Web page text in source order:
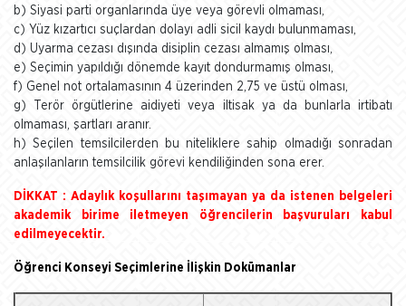
b) Siyasi parti organlarında üye veya görevli olmaması,
c) Yüz kızartıcı suçlardan dolayı adli sicil kaydı bulunmaması,
d) Uyarma cezası dışında disiplin cezası almamış olması,
e) Seçimin yapıldığı dönemde kayıt dondurmamış olması,
f) Genel not ortalamasının 4 üzerinden 2,75 ve üstü olması,
g) Terör örgütlerine aidiyeti veya iltisak ya da bunlarla irtibatı
olmaması, şartları aranır.
h) Seçilen temsilcilerden bu niteliklere sahip olmadığı sonradan
anlaşılanların temsilcilik görevi kendiliğinden sona erer.
DİKKAT : Adaylık koşullarını taşımayan ya da istenen belgeleri
akademik birime iletmeyen öğrencilerin başvuruları kabul
edilmeyecektir.
Öğrenci Konseyi Seçimlerine İlişkin Dokümanlar